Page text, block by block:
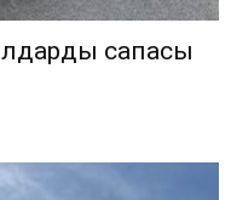
сапасы